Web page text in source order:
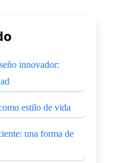
innovador:
estilo de vida
una forma de